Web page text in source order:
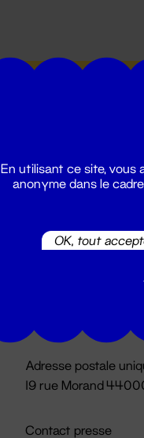
02 51 88 25 25
Du lundi au vendredi
Adresse postale
19 rue Morand
Contact presse
En utilisant ce site, vous
anonyme dans le
OK, tout